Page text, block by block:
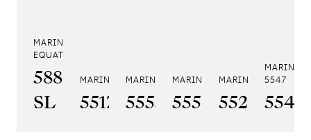
MARINE TOURBILLON
EQUATION MARCHANTE 5887
5887PT/YS/PW0
SL
MARINE 5517
5517BR/Y2/9ZU
MARINE HORA MUNDI 5555
5555BH/YS/9WV
MARINE HORA MUNDI 5557
5557BR/YS/
MARINE
5527BR/
MARINE
5547